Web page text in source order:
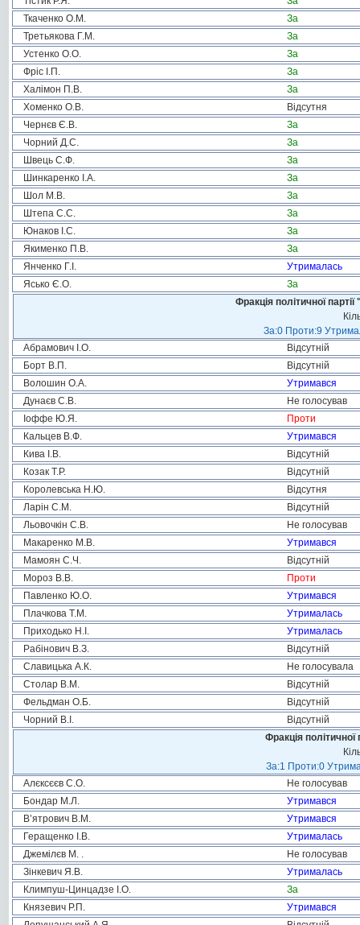
Ткаченко О.М.
За
Третьякова Г.М.
За
Устенко О.О.
За
Фріс І.П.
За
Халімон П.В.
За
Хоменко О.В.
Відсутня
Чернєв Є.В.
За
Чорний Д.С.
За
Швець С.Ф.
За
Шинкаренко І.А.
За
Шол М.В.
За
Штепа С.С.
За
Юнаков І.С.
За
Якименко П.В.
За
Янченко Г.І.
Утрималась
Ясько Є.О.
За
Фракція політичної
За:0 Проти:9
Абрамович І.О.
Відсутній
Борт В.П.
Відсутній
Волошин О.А.
Утримався
Дунаєв С.В.
Не голосував
Іоффе Ю.Я.
Проти
Кальцев В.Ф.
Утримався
Кива І.В.
Відсутній
Козак Т.Р.
Відсутній
Королевська Н.Ю.
Відсутня
Ларін С.М.
Відсутній
Льовочкін С.В.
Не голосував
Макаренко М.В.
Утримався
Мамоян С.Ч.
Відсутній
Мороз В.В.
Проти
Павленко Ю.О.
Утримався
Плачкова Т.М.
Утрималась
Приходько Н.І.
Утрималась
Рабінович В.З.
Відсутній
Славицька А.К.
Не голосувала
Столар В.М.
Відсутній
Фельдман О.Б.
Відсутній
Чорний В.І.
Відсутній
Фракція
За:1 Проти:0
Алєксєєв С.О.
Не голосував
Бондар М.Л.
Утримався
В’ятрович В.М.
Утримався
Геращенко І.В.
Утрималась
Джемілєв М. .
Не голосував
Зінкевич Я.В.
Утрималась
Климпуш-Цинцадзе І.О.
За
Князевич Р.П.
Утримався